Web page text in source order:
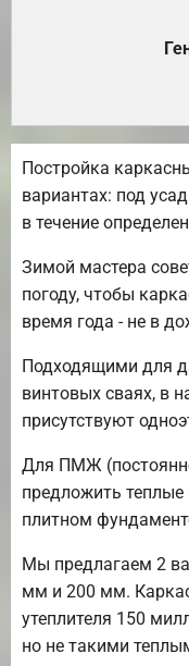
Постройка
вариантах: под
в течение
Зимой мастера
погоду, чтобы
время года - не в
Подходящими для
винтовых сваях, в
присутствуют
Для ПМЖ
предложить
плитном
Мы предлагаем 2
мм и 200 мм.
утеплителя 150
но не такими